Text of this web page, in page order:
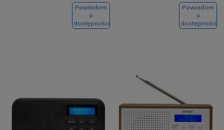
Powiadom
o
dostępności
Powiadom
o
dostępności